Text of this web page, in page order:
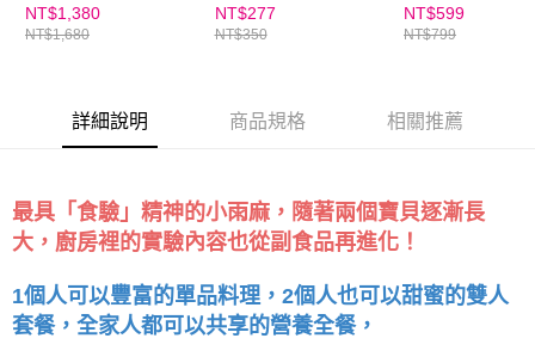
請求用戶進行身份認證。
５．嚴禁一人註冊多個帳號或使用他人資訊註冊。若發現惡意使用之情形，
砂碗(粉/黃/紫)＋水杯
＋便當袋 (加贈！彩色
NT$1,380
NT$1,680
NT$277
NT$350
環保戶外防水野
(附提袋)
NT$599
NT$799
詳細說明 商品規格 相關推薦
最具「食驗」精神的小雨麻，隨著兩個寶貝逐漸長
大，廚房裡的實驗內容也從副食品再進化！
1個人可以豐富的單品料理，2個人也可以甜蜜的雙人
套餐，全家人都可以共享的營養全餐，